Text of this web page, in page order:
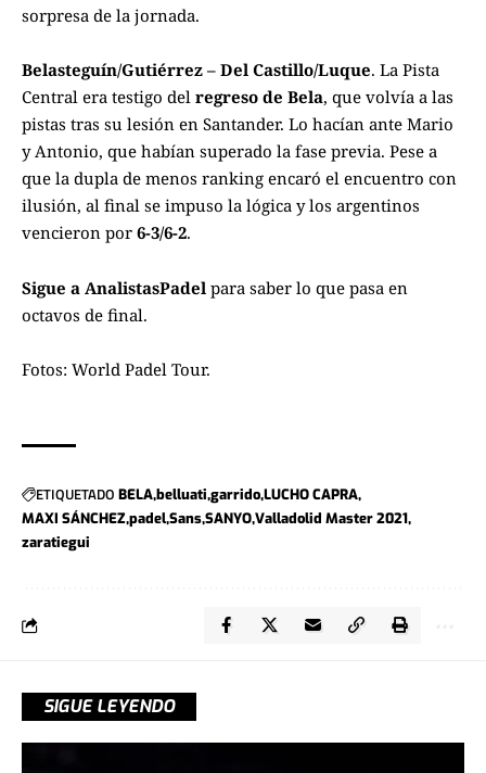
sorpresa de la jornada.
Belasteguín/Gutiérrez – Del Castillo/Luque. La Pista
Central era testigo del regreso de Bela, que volvía a las
pistas tras su lesión en Santander. Lo hacían ante Mario
y Antonio, que habían superado la fase previa. Pese a
que la dupla de menos ranking encaró el encuentro con
ilusión, al final se impuso la lógica y los argentinos
vencieron por 6-3/6-2.
Sigue a AnalistasPadel para saber lo que pasa en
octavos de final.
Fotos: World Padel Tour.
ETIQUETADO BELAbelluati garridoLUCHO CAPRA
MAXI SÁNCHEZ padelSansSANYOValladolid Master 2021
zaratiegui
SIGUE LEYENDO